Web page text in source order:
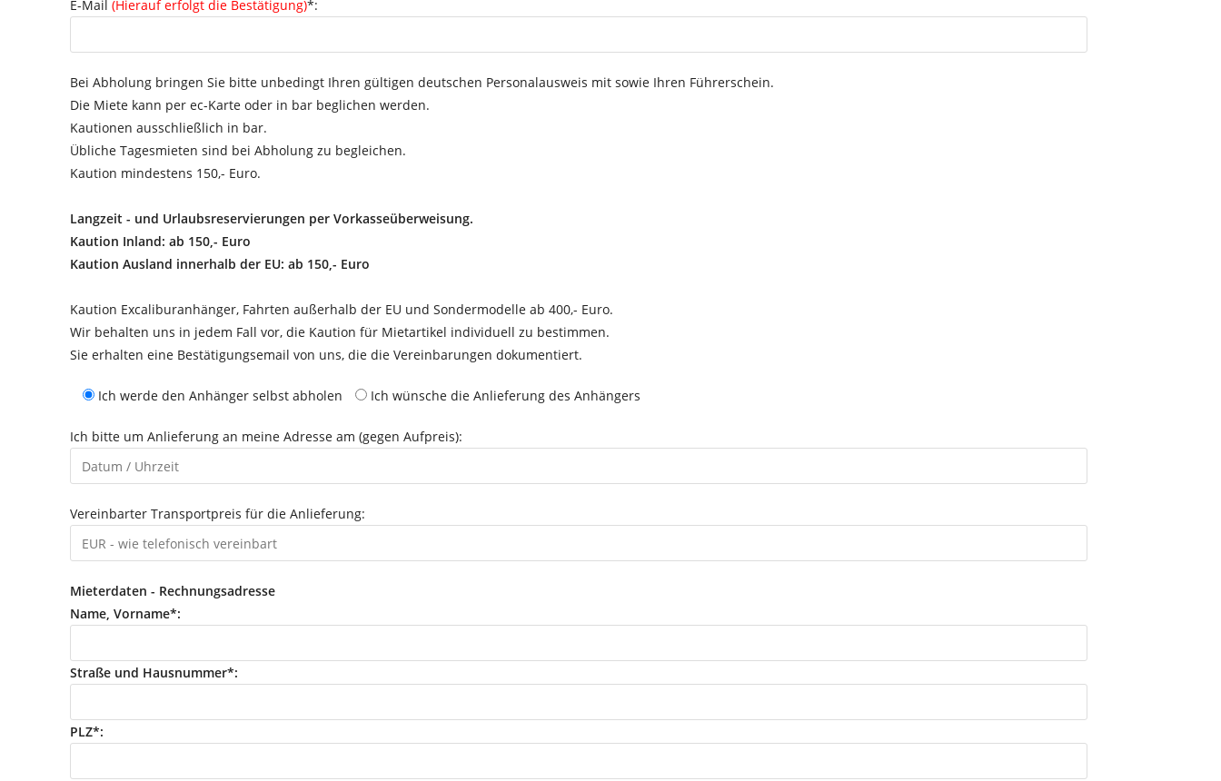
E-Mail(Hierauf erfolgt die Bestätigung)*:
Bei Abholung bringen Sie bitte unbedingt Ihren gültigen deutschen Personalausweis mit sowie Ihren Führerschein.
Die Miete kann per ec-Karte oder in bar beglichen werden.
Kautionen ausschließlich in bar.
Übliche Tagesmieten sind bei Abholung zu begleichen.
Kaution mindestens 150,- Euro.
Langzeit - und Urlaubsreservierungen per Vorkasseüberweisung.
Kaution Inland: ab 150,- Euro
Kaution Ausland innerhalb der EU: ab 150,- Euro
Kaution Excaliburanhänger, Fahrten außerhalb der EU und Sondermodelle ab 400,- Euro.
Wir behalten uns in jedem Fall vor, die Kaution für Mietartikel individuell zu bestimmen.
Sie erhalten eine Bestätigungsemail von uns, die die Vereinbarungen dokumentiert.
Ich werde den Anhänger selbst abholen Ich wünsche die Anlieferung des Anhängers
Ich bitte um Anlieferung an meine Adresse am (gegen Aufpreis):
Vereinbarter Transportpreis für die Anlieferung:
Mieterdaten - Rechnungsadresse
Name, Vorname*:
Straße und Hausnummer*:
PLZ*: